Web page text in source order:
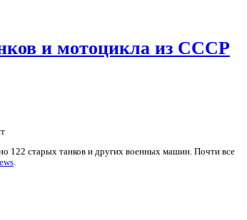
и мотоцикла из СССР
122 старых танков и других военных машин. Почти все